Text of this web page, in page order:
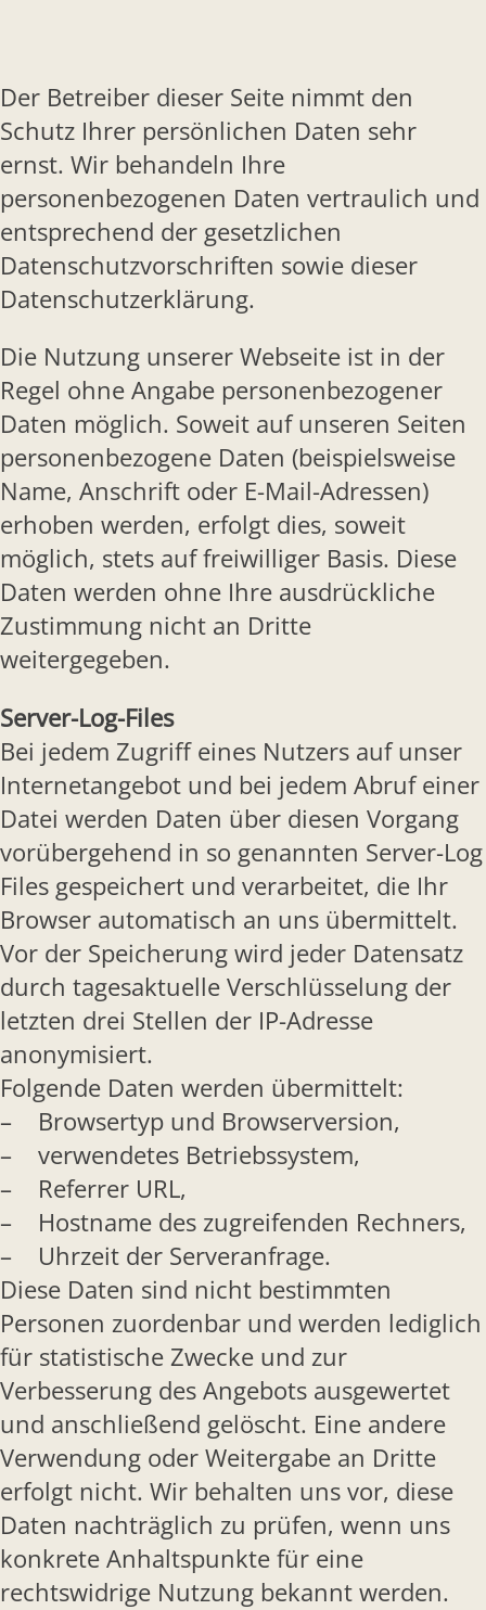
Der Betreiber dieser Seite nimmt den
Schutz Ihrer persönlichen Daten sehr
ernst. Wir behandeln Ihre
personenbezogenen Daten vertraulich und
entsprechend der gesetzlichen
Datenschutzvorschriften sowie dieser
Datenschutzerklärung.
Die Nutzung unserer Webseite ist in der
Regel ohne Angabe personenbezogener
Daten möglich. Soweit auf unseren Seiten
personenbezogene Daten (beispielsweise
Name, Anschrift oder E-Mail-Adressen)
erhoben werden, erfolgt dies, soweit
möglich, stets auf freiwilliger Basis. Diese
Daten werden ohne Ihre ausdrückliche
Zustimmung nicht an Dritte
weitergegeben.
Server-Log-Files
Bei jedem Zugriff eines Nutzers auf unser
Internetangebot und bei jedem Abruf einer
Datei werden Daten über diesen Vorgang
vorübergehend in so genannten Server-Log
Files gespeichert und verarbeitet, die Ihr
Browser automatisch an uns übermittelt.
Vor der Speicherung wird jeder Datensatz
durch tagesaktuelle Verschlüsselung der
letzten drei Stellen der IP-Adresse
anonymisiert.
Folgende Daten werden übermittelt:
– Browsertyp und Browserversion,
– verwendetes Betriebssystem,
– Referrer URL,
– Hostname des zugreifenden Rechners,
– Uhrzeit der Serveranfrage.
Diese Daten sind nicht bestimmten
Personen zuordenbar und werden lediglich
für statistische Zwecke und zur
Verbesserung des Angebots ausgewertet
und anschließend gelöscht. Eine andere
Verwendung oder Weitergabe an Dritte
erfolgt nicht. Wir behalten uns vor, diese
Daten nachträglich zu prüfen, wenn uns
konkrete Anhaltspunkte für eine
rechtswidrige Nutzung bekannt werden.